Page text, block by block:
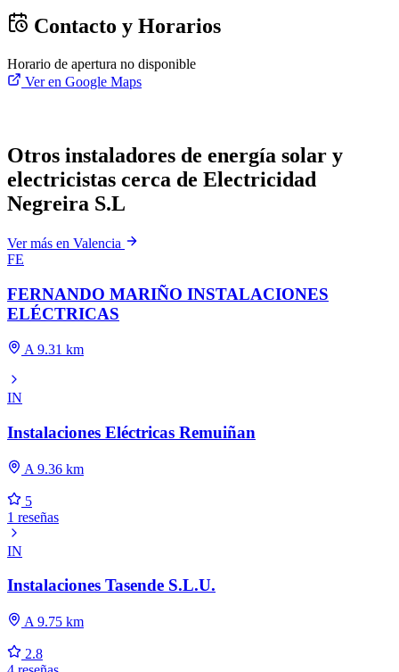
Contacto y Horarios
Horario de apertura no disponible
Ver en Google Maps
Otros instaladores de energía solar y
electricistas cerca de Electricidad
Negreira S.L
Ver más en Valencia
FE
FERNANDO MARIÑO INSTALACIONES
ELÉCTRICAS
A 9.31 km
IN
Instalaciones Eléctricas Remuiñan
A 9.36 km
5
1 reseñas
IN
Instalaciones Tasende S.L.U.
A 9.75 km
2.8